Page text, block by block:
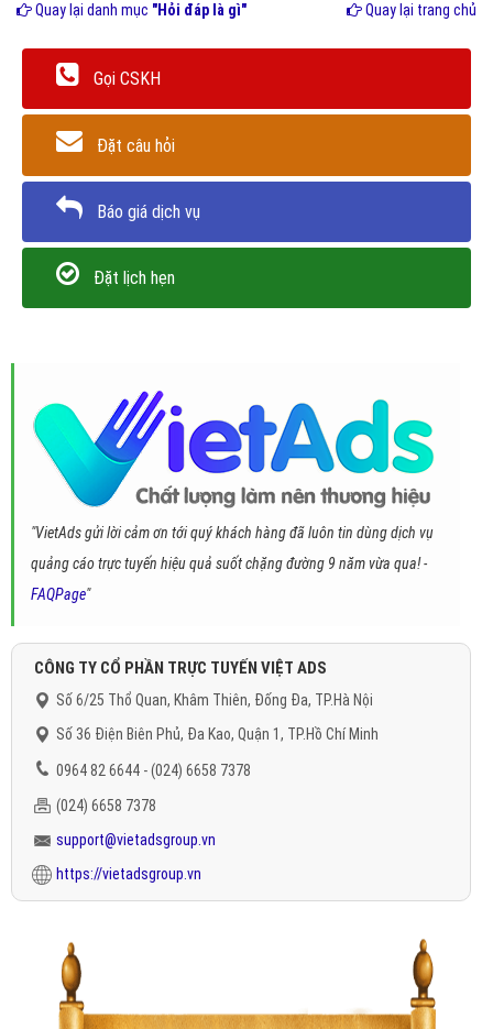
Quay lại danh mục "Hỏi đáp là gì" Quay lại trang chủ
Gọi CSKH
Đặt câu hỏi
Báo giá dịch vụ
Đặt lịch hẹn
"VietAds gửi lời cảm ơn tới quý khách hàng đã luôn tin dùng dịch vụ
quảng cáo trực tuyến hiệu quả suốt chặng đường 9 năm vừa qua! -
FAQPage"
CÔNG TY CỔ PHẦN TRỰC TUYẾN VIỆT ADS
Số 6/25 Thổ Quan, Khâm Thiên, Đống Đa, TP.Hà Nội
Số 36 Điện Biên Phủ, Đa Kao, Quận 1, TP.Hồ Chí Minh
0964 82 6644 - (024) 6658 7378
(024) 6658 7378
support@vietadsgroup.vn
https://vietadsgroup.vn